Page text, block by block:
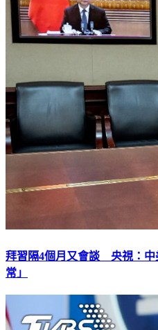
拜習隔4個月又會談 央視：中
常」